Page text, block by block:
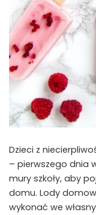
Dzieci z
– pierwszego dnia
mury szkoły, aby
domu. Lody
wykonać we